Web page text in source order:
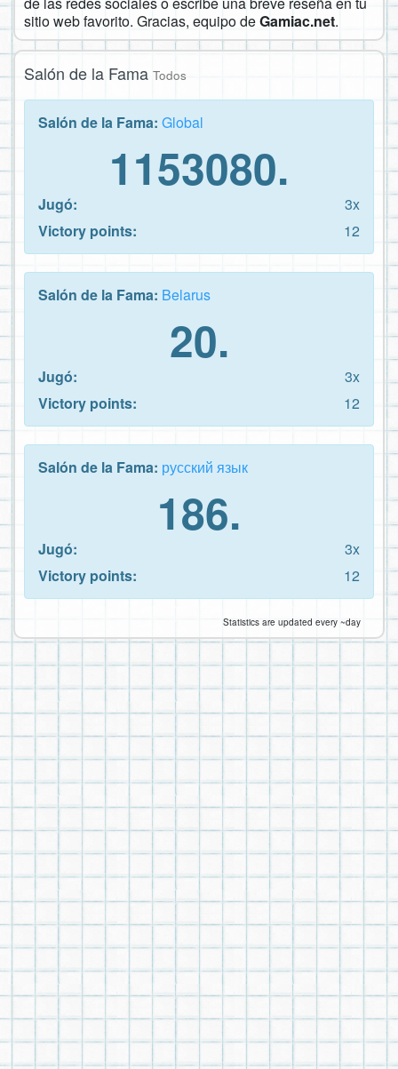
sitio web favorito. Gracias, equipo deGamiac.net.
Salón de la Fama Todos
Salón de la Fama: Global
1153080.
Jugó:
3x
Victory points:
12
Salón de la Fama: Belarus
20.
Jugó:
3x
Victory points:
12
Salón de la Fama: русский язык
186.
Jugó:
3x
Victory points:
12
Statistics are updated every ~day